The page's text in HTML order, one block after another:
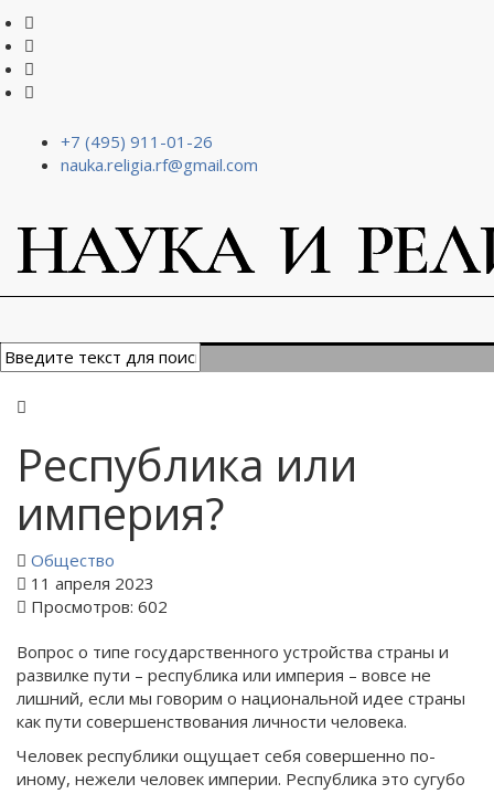
+7 (495) 911-01-26
nauka.religia.rf@gmail.com
Республика или
империя?
Общество
11 апреля 2023
Просмотров: 602
Вопрос о типе государственного устройства страны и
развилке пути – республика или империя – вовсе не
лишний, если мы говорим о национальной идее страны
как пути совершенствования личности человека.
Человек республики ощущает себя совершенно по-
иному, нежели человек империи. Республика это сугубо